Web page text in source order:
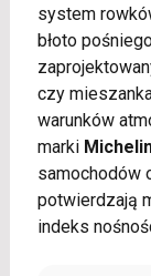
system
błoto
czy
warunków
marki
samochodów
potwierdzają
indeks